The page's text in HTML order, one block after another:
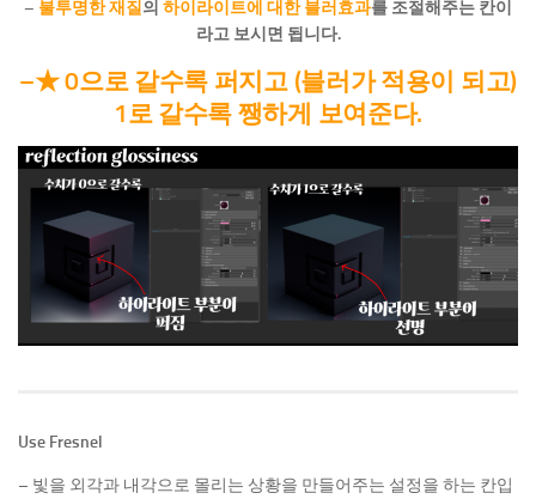
– 불투명한 재질의 하이라이트에 대한 블러효과를 조절해주는 칸이
라고 보시면 됩니다.
–★0으로 갈수록 퍼지고 (블러가 적용이 되고)
1로 갈수록 쨍하게 보여준다.
Use Fresnel
– 빛을 외각과 내각으로 몰리는 상황을 만들어주는 설정을 하는 칸입